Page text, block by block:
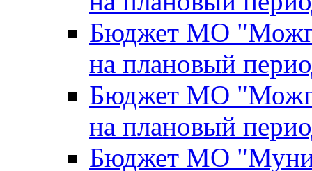
Бюджет МО
на плановый
Бюджет МО
на плановый
Бюджет МО